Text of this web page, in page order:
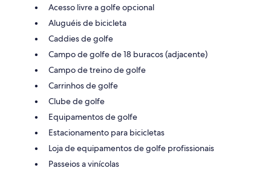
Acesso livre a golfe opcional
Aluguéis de bicicleta
Caddies de golfe
Campo de golfe de 18 buracos (adjacente)
Campo de treino de golfe
Carrinhos de golfe
Clube de golfe
Equipamentos de golfe
Estacionamento para bicicletas
Loja de equipamentos de golfe profissionais
Passeios a vinícolas